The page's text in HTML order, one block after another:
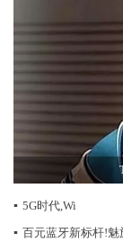
▪ 5G时代,Wi
▪ 百元蓝牙新标杆!魅